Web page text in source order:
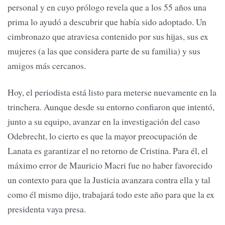
personal y en cuyo prólogo revela que a los 55 años una
prima lo ayudó a descubrir que había sido adoptado. Un
cimbronazo que atraviesa contenido por sus hijas, sus ex
mujeres (a las que considera parte de su familia) y sus
amigos más cercanos.
Hoy, el periodista está listo para meterse nuevamente en la
trinchera. Aunque desde su entorno confiaron que intentó,
junto a su equipo, avanzar en la investigación del caso
Odebrecht, lo cierto es que la mayor preocupación de
Lanata es garantizar el no retorno de Cristina. Para él, el
máximo error de Mauricio Macri fue no haber favorecido
un contexto para que la Justicia avanzara contra ella y tal
como él mismo dijo, trabajará todo este año para que la ex
presidenta vaya presa.